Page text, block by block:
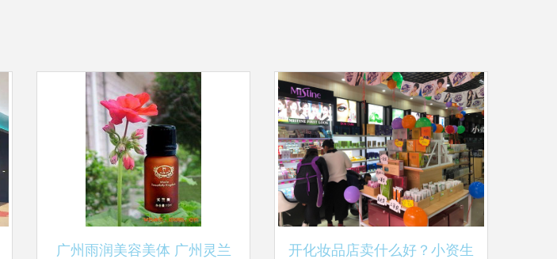
广州雨润美容美体 广州灵兰 开化妆品店卖什么好？小资生